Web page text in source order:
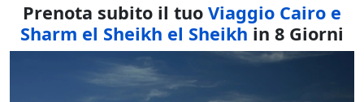
Prenota subito il tuo Viaggio Cairo e
Sharm el Sheikh el Sheikh in 8 Giorni